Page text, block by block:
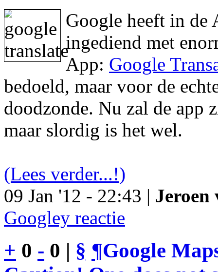
Google heeft in de
ingediend met
App: Google
bedoeld, maar voor de
doodzonde. Nu zal de app
maar slordig is het wel.
(Lees verder...!)
09 Jan '12 - 22:43 | Jeroen
Googley reactie
+ 0 - 0 | § ¶Google